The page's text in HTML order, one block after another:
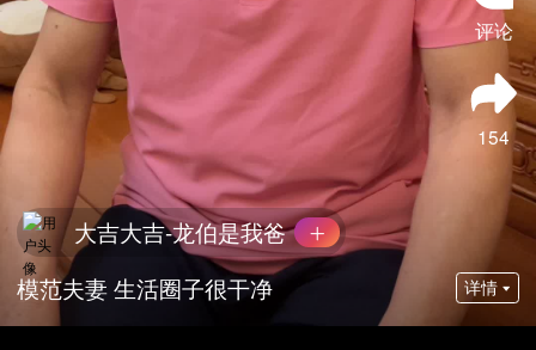
评论
154
大吉大吉-龙伯是我爸
模范夫妻 生活圈子很干净
详情